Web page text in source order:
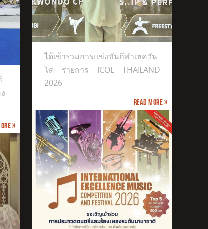
»
วันโด
ได้เข้าร่วมการแข่งขันกีฬาเทควัน
โด รายการ ICOL THAILAND
2026
Read more »